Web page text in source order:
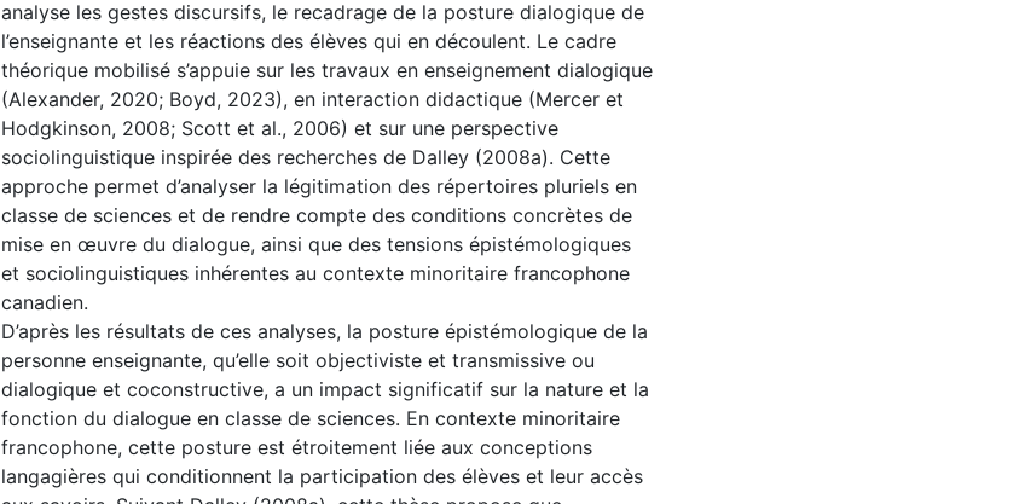
analyse les gestes discursifs, le recadrage de la posture dialogique de
l’enseignante et les réactions des élèves qui en découlent. Le cadre
théorique mobilisé s’appuie sur les travaux en enseignement dialogique
(Alexander, 2020; Boyd, 2023), en interaction didactique (Mercer et
Hodgkinson, 2008; Scott et al., 2006) et sur une perspective
sociolinguistique inspirée des recherches de Dalley (2008a). Cette
approche permet d’analyser la légitimation des répertoires pluriels en
classe de sciences et de rendre compte des conditions concrètes de
mise en œuvre du dialogue, ainsi que des tensions épistémologiques
et sociolinguistiques inhérentes au contexte minoritaire francophone
canadien.
D’après les résultats de ces analyses, la posture épistémologique de la
personne enseignante, qu’elle soit objectiviste et transmissive ou
dialogique et coconstructive, a un impact significatif sur la nature et la
fonction du dialogue en classe de sciences. En contexte minoritaire
francophone, cette posture est étroitement liée aux conceptions
langagières qui conditionnent la participation des élèves et leur accès